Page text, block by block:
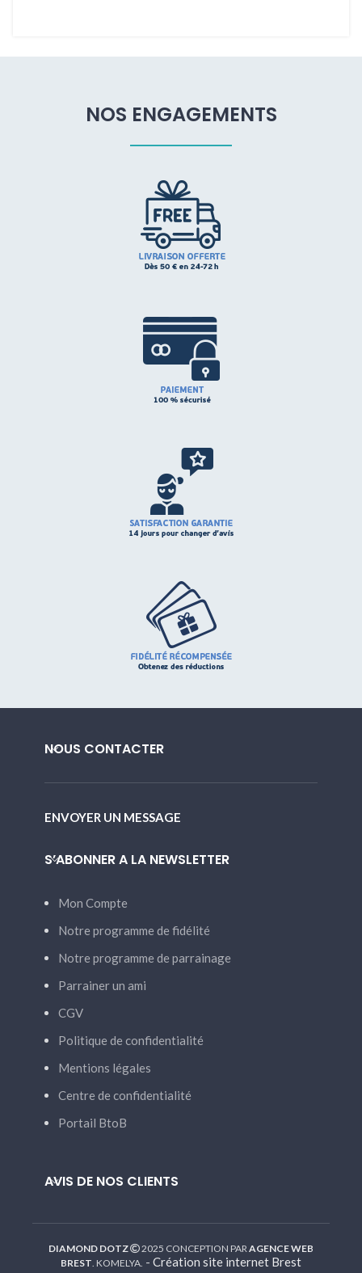
NOS ENGAGEMENTS
NOUS CONTACTER
ENVOYER UN MESSAGE
S’ABONNER A LA NEWSLETTER
Mon Compte
Notre programme de fidélité
Notre programme de parrainage
Parrainer un ami
CGV
Politique de confidentialité
Mentions légales
Centre de confidentialité
Portail BtoB
AVIS DE NOS CLIENTS
DIAMOND DOTZ 2025 CONCEPTION PAR AGENCE WEB
BREST . KOMELYA. - Création site internet Brest